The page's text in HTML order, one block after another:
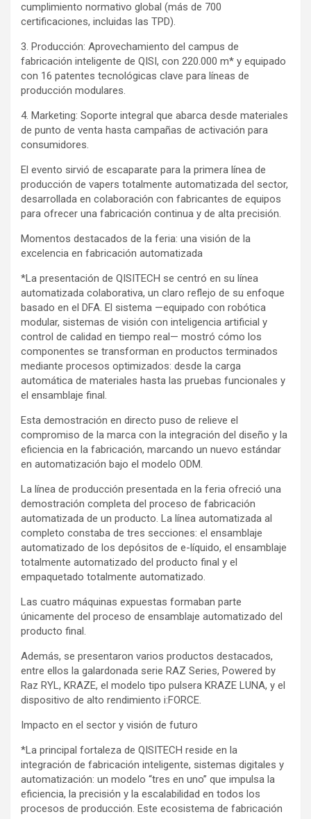
cumplimiento normativo global (más de 700
certificaciones, incluidas las TPD).
3. Producción: Aprovechamiento del campus de
fabricación inteligente de QISI, con 220.000 m* y equipado
con 16 patentes tecnológicas clave para líneas de
producción modulares.
4. Marketing: Soporte integral que abarca desde materiales
de punto de venta hasta campañas de activación para
consumidores.
El evento sirvió de escaparate para la primera línea de
producción de vapers totalmente automatizada del sector,
desarrollada en colaboración con fabricantes de equipos
para ofrecer una fabricación continua y de alta precisión.
Momentos destacados de la feria: una visión de la
excelencia en fabricación automatizada
*La presentación de QISITECH se centró en su línea
automatizada colaborativa, un claro reflejo de su enfoque
basado en el DFA. El sistema —equipado con robótica
modular, sistemas de visión con inteligencia artificial y
control de calidad en tiempo real— mostró cómo los
componentes se transforman en productos terminados
mediante procesos optimizados: desde la carga
automática de materiales hasta las pruebas funcionales y
el ensamblaje final.
Esta demostración en directo puso de relieve el
compromiso de la marca con la integración del diseño y la
eficiencia en la fabricación, marcando un nuevo estándar
en automatización bajo el modelo ODM.
La línea de producción presentada en la feria ofreció una
demostración completa del proceso de fabricación
automatizada de un producto. La línea automatizada al
completo constaba de tres secciones: el ensamblaje
automatizado de los depósitos de e-líquido, el ensamblaje
totalmente automatizado del producto final y el
empaquetado totalmente automatizado.
Las cuatro máquinas expuestas formaban parte
únicamente del proceso de ensamblaje automatizado del
producto final.
Además, se presentaron varios productos destacados,
entre ellos la galardonada serie RAZ Series, Powered by
Raz RYL, KRAZE, el modelo tipo pulsera KRAZE LUNA, y el
dispositivo de alto rendimiento i:FORCE.
Impacto en el sector y visión de futuro
*La principal fortaleza de QISITECH reside en la
integración de fabricación inteligente, sistemas digitales y
automatización: un modelo “tres en uno” que impulsa la
eficiencia, la precisión y la escalabilidad en todos los
procesos de producción. Este ecosistema de fabricación